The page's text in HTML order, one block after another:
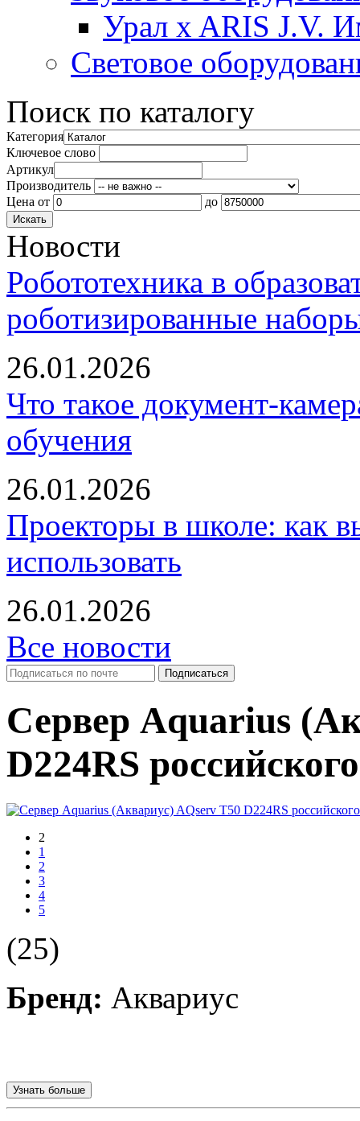
Урал x ARIS J.V.
Световое
Поиск по каталогу
Категория
Ключевое слово
Артикул
Производитель
Цена от до
Новости
Робототехника в
роботизированные
26.01.2026
Что такое документ-
обучения
26.01.2026
Проекторы в школе: как
использовать
26.01.2026
Все новости
Сервер Aquarius
D224RS
2
1
2
3
4
5
(25)
Бренд: Аквариус
Узнать больше